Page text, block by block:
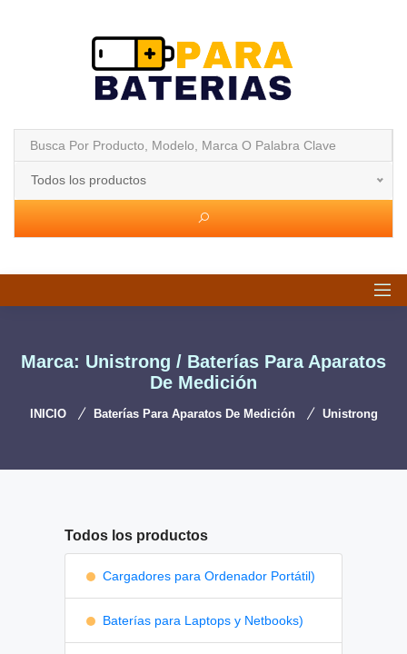
Todos los productos
Marca: Unistrong / Baterías Para Aparatos
De Medición
INICIO Baterías Para Aparatos De Medición Unistrong
Todos los productos
Cargadores para Ordenador Portátil)
Baterías para Laptops y Netbooks)